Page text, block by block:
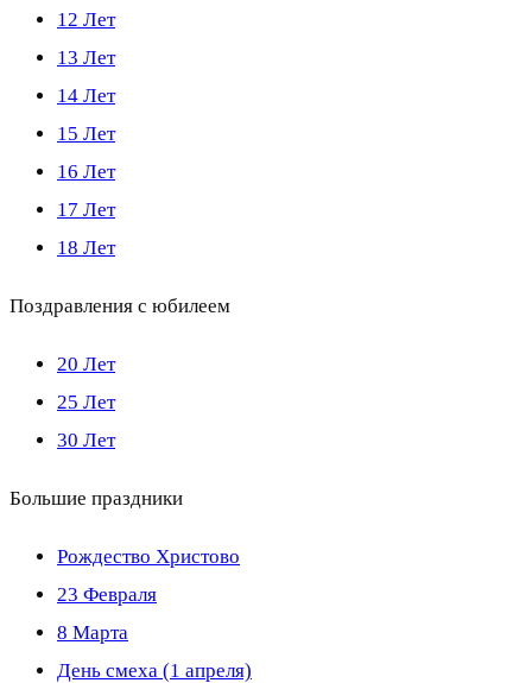
12 Лет
13 Лет
14 Лет
15 Лет
16 Лет
17 Лет
18 Лет
Поздравления с юбилеем
20 Лет
25 Лет
30 Лет
Большие праздники
Рождество Христово
23 Февраля
8 Марта
День смеха (1 апреля)